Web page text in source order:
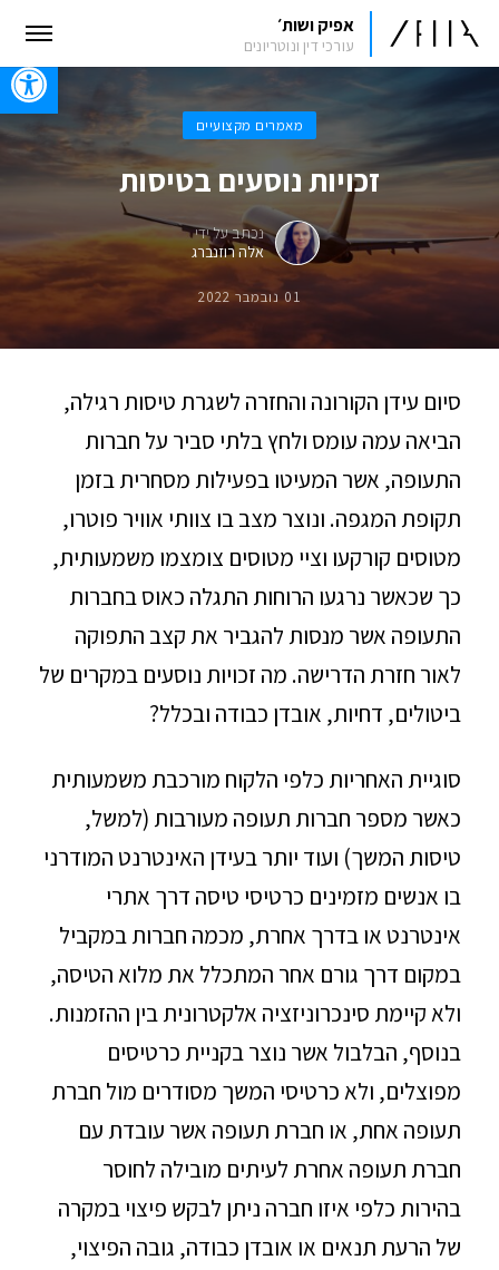
אפיק ושות׳
עורכי דין ונוטריונים
מאמרים מקצועיים
זכויות נוסעים בטיסות
נכתב על ידי
אלה רוזנברג
01 נובמבר 2022
סיום עידן הקורונה והחזרה לשגרת טיסות רגילה,
הביאה עמה עומס ולחץ בלתי סביר על חברות
התעופה, אשר המעיטו בפעילות מסחרית בזמן
תקופת המגפה. ונוצר מצב בו צוותי אוויר פוטרו,
מטוסים קורקעו וציי מטוסים צומצמו משמעותית,
כך שכאשר נרגעו הרוחות התגלה כאוס בחברות
התעופה אשר מנסות להגביר את קצב התפוקה
לאור חזרת הדרישה. מה זכויות נוסעים במקרים של
ביטולים, דחיות, אובדן כבודה ובכלל?
סוגיית האחריות כלפי הלקוח מורכבת משמעותית
כאשר מספר חברות תעופה מעורבות (למשל,
טיסות המשך) ועוד יותר בעידן האינטרנט המודרני
בו אנשים מזמינים כרטיסי טיסה דרך אתרי
אינטרנט או בדרך אחרת, מכמה חברות במקביל
במקום דרך גורם אחר המתכלל את מלוא הטיסה,
ולא קיימת סינכרוניזציה אלקטרונית בין ההזמנות.
בנוסף, הבלבול אשר נוצר בקניית כרטיסים
מפוצלים, ולא כרטיסי המשך מסודרים מול חברת
תעופה אחת, או חברת תעופה אשר עובדת עם
חברת תעופה אחרת לעיתים מובילה לחוסר
בהירות כלפי איזו חברה ניתן לבקש פיצוי במקרה
של הרעת תנאים או אובדן כבודה, גובה הפיצוי,